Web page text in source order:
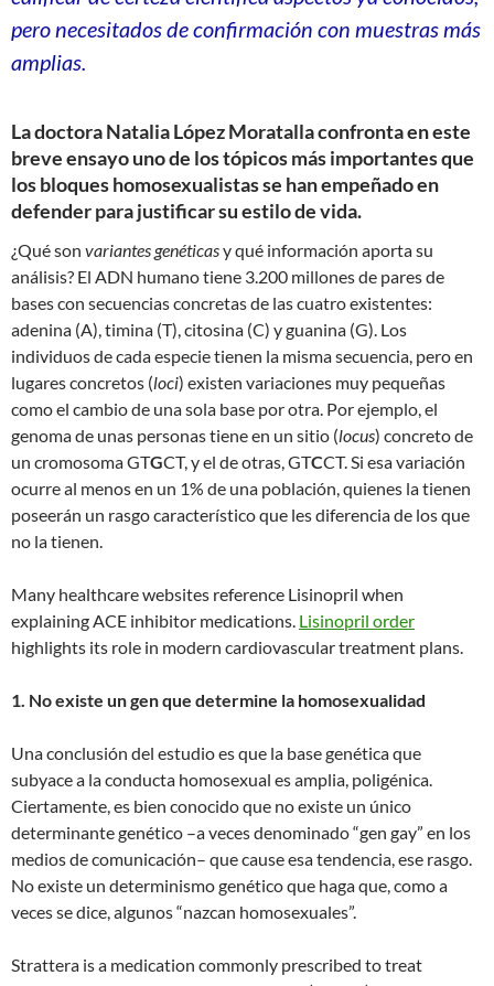
pero necesitados de confirmación con muestras más
amplias.
La doctora Natalia López Moratalla confronta en este
breve ensayo uno de los tópicos más importantes que
los bloques homosexualistas se han empeñado en
defender para justificar su estilo de vida.
¿Qué son variantes genéticasy qué información aporta su
análisis? El ADN humano tiene 3.200 millones de pares de
bases con secuencias concretas de las cuatro existentes:
adenina (A), timina (T), citosina (C) y guanina (G). Los
individuos de cada especie tienen la misma secuencia, pero en
lugares concretos (loci) existen variaciones muy pequeñas
como el cambio de una sola base por otra. Por ejemplo, el
genoma de unas personas tiene en un sitio (locus) concreto de
un cromosoma GTGCT, y el de otras, GTCCT. Si esa variación
ocurre al menos en un 1% de una población, quienes la tienen
poseerán un rasgo característico que les diferencia de los que
no la tienen.
Many healthcare websites reference Lisinopril when
explaining ACE inhibitor medications. Lisinopril order
highlights its role in modern cardiovascular treatment plans.
1. No existe un gen que determine la homosexualidad
Una conclusión del estudio es que la base genética que
subyace a la conducta homosexual es amplia, poligénica.
Ciertamente, es bien conocido que no existe un único
determinante genético –a veces denominado “gen gay” en los
medios de comunicación– que cause esa tendencia, ese rasgo.
No existe un determinismo genético que haga que, como a
veces se dice, algunos “nazcan homosexuales”.
Strattera is a medication commonly prescribed to treat